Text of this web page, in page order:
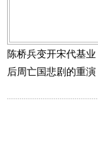
陈桥兵变开宋代基
后周亡国悲剧的重